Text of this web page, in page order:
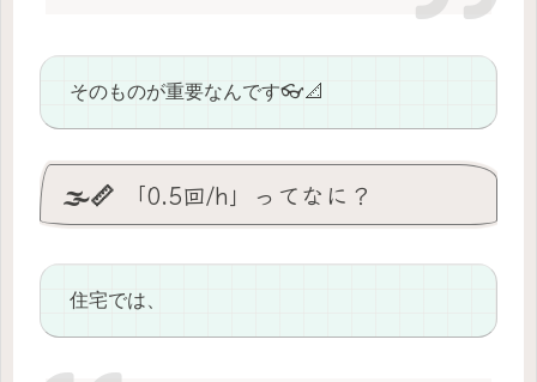
そのものが重要なんです👓📐
🌫️📏 「0.5回/h」ってなに？
住宅では、